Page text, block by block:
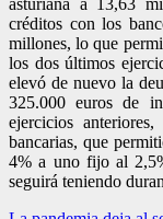
créditos con los
millones, lo que
los dos últimos
elevó de nuevo la
325.000 euros de
ejercicios
bancarias, que
4% a uno fijo al
seguirá teniendo